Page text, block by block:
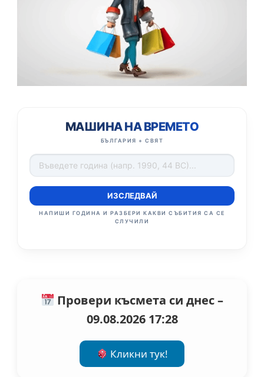
МАШИНА НА ВРЕМЕТО
БЪЛГАРИЯ + СВЯТ
ИЗСЛЕДВАЙ
НАПИШИ ГОДИНА И РАЗБЕРИ КАКВИ СЪБИТИЯ СА СЕ
СЛУЧИЛИ
Провери късмета си днес –
09.08.2026 17:28
Кликни тук!